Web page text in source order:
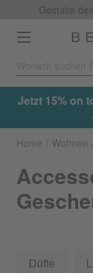
Gestalte
Toggle
navigation
Jetzt 15% on
Home Wohnen
Düfte